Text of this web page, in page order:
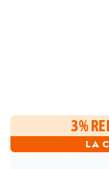
3%
LA